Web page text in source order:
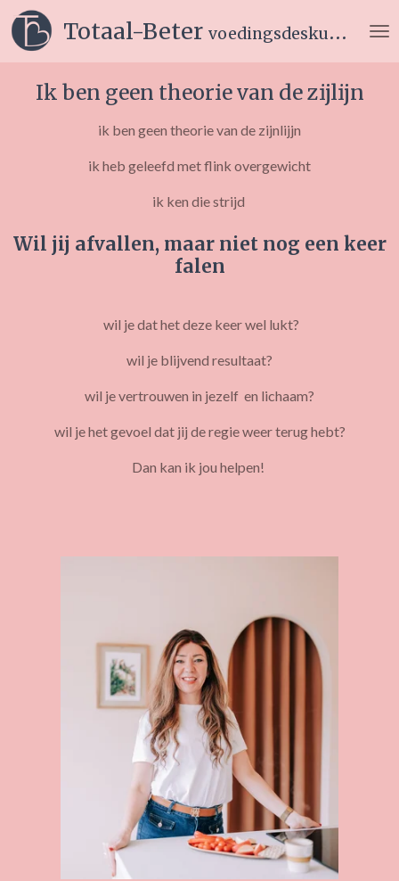
Ga
direct
hoofdinhoud
Totaal-Betervoedingsdeskundige
Ik ben geen theorie van de zijlijn
ik ben geen theorie van de zijnlijjn
ik heb geleefd met flink overgewicht
ik ken die strijd
Wil jij afvallen, maar niet nog een keer
falen
wil je dat het deze keer wel lukt?
wil je blijvend resultaat?
wil je vertrouwen in jezelf en lichaam?
wil je het gevoel dat jij de regie weer terug hebt?
Dan kan ik jou helpen!